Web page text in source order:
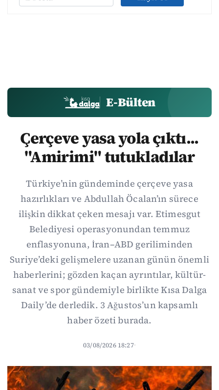
E-Bülten
Çerçeve yasa yola çıktı...
"Amirimi" tutukladılar
Türkiye’nin gündeminde çerçeve yasa
hazırlıkları ve Abdullah Öcalan’ın sürece
ilişkin dikkat çeken mesajı var. Etimesgut
Belediyesi operasyonundan temmuz
enflasyonuna, İran–ABD geriliminden
Suriye’deki gelişmelere uzanan günün önemli
haberlerini; gözden kaçan ayrıntılar, kültür-
sanat ve spor gündemiyle birlikte Kısa Dalga
Daily’de derledik. 3 Ağustos’un kapsamlı
haber özeti burada.
03/08/2026 18:27·